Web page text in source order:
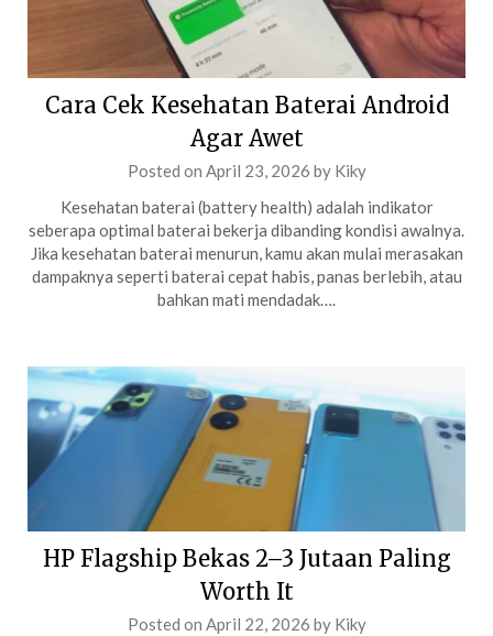
Cara Cek Kesehatan Baterai Android
Agar Awet
Posted on April 23, 2026 by Kiky
Kesehatan baterai (battery health) adalah indikator
seberapa optimal baterai bekerja dibanding kondisi awalnya.
Jika kesehatan baterai menurun, kamu akan mulai merasakan
dampaknya seperti baterai cepat habis, panas berlebih, atau
bahkan mati mendadak….
HP Flagship Bekas 2–3 Jutaan Paling
Worth It
Posted on April 22, 2026 by Kiky